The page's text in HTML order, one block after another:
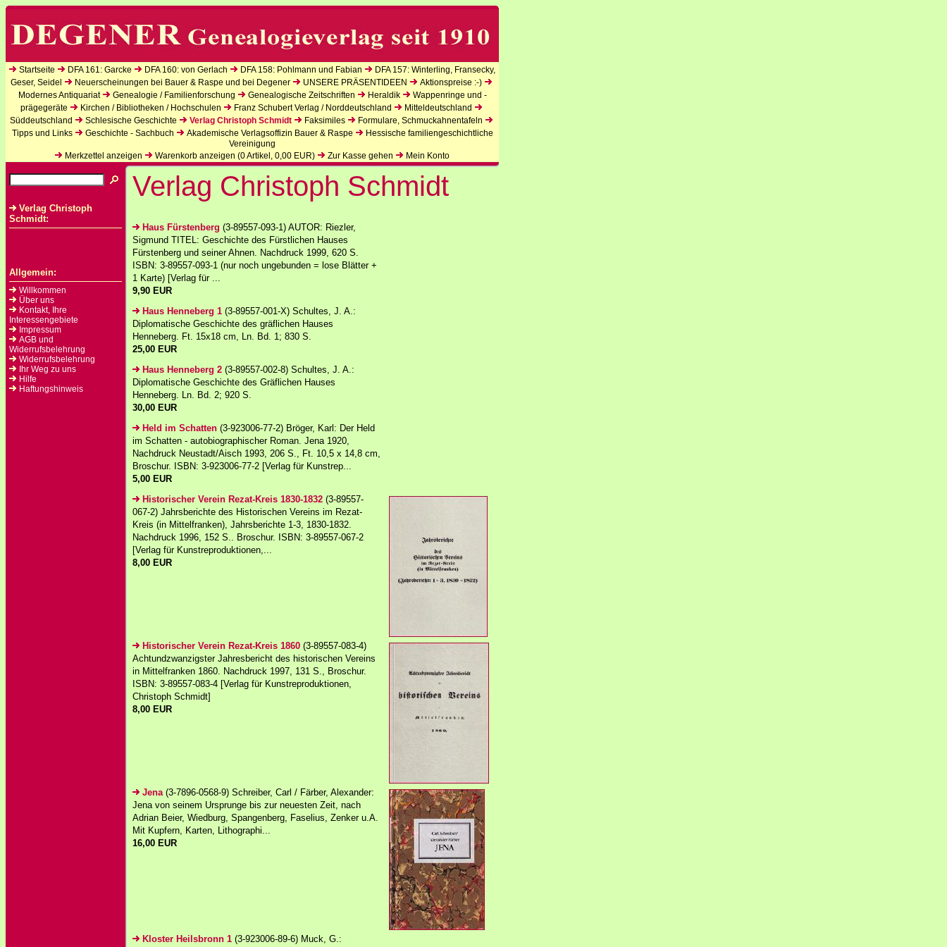
Startseite DFA 161: Garcke DFA 160: von Gerlach DFA 158: Pohlmann und Fabian
DFA 157: Winterling, Fransecky,
Geser, Seidel
Neuerscheinungen bei Bauer & Raspe und bei Degener UNSERE PRÄSENTIDEEN
Aktionspreise :-)
Modernes Antiquariat
Genealogie / Familienforschung Genealogische Zeitschriften Heraldik
Wappenringe und -
prägegeräte
Kirchen / Bibliotheken / Hochschulen Franz Schubert Verlag / Norddeutschland
Mitteldeutschland
Süddeutschland
Schlesische Geschichte Verlag Christoph Schmidt Faksimiles
Formulare, Schmuckahnentafeln
Tipps und Links
Geschichte - Sachbuch Akademische Verlagsoffizin Bauer & Raspe
Hessische familiengeschichtliche
Vereinigung
Merkzettel anzeigen
Warenkorb anzeigen (0Artikel, 0,00 EUR) Zur Kasse gehen Mein Konto
Verlag Christoph
Schmidt:
Allgemein:
Willkommen
Über uns
Kontakt, Ihre
Interessengebiete
Impressum
AGB und
Widerrufsbelehrung
Widerrufsbelehrung
Ihr Weg zu uns
Hilfe
Haftungshinweis
Verlag Christoph Schmidt
Haus Fürstenberg (3-89557-093-1) AUTOR: Riezler,
Sigmund TITEL: Geschichte des Fürstlichen Hauses
Fürstenberg und seiner Ahnen. Nachdruck 1999, 620 S.
ISBN: 3-89557-093-1 (nur noch ungebunden = lose Blätter +
1 Karte) [Verlag für ...
9,90 EUR
Haus Henneberg 1 (3-89557-001-X) Schultes, J. A.:
Diplomatische Geschichte des gräflichen Hauses
Henneberg. Ft. 15x18 cm, Ln. Bd. 1; 830 S.
25,00 EUR
Haus Henneberg 2 (3-89557-002-8) Schultes, J. A.:
Diplomatische Geschichte des Gräflichen Hauses
Henneberg. Ln. Bd. 2; 920 S.
30,00 EUR
Held im Schatten (3-923006-77-2) Bröger, Karl: Der Held
im Schatten - autobiographischer Roman. Jena 1920,
Nachdruck Neustadt/Aisch 1993, 206 S., Ft. 10,5 x 14,8 cm,
Broschur. ISBN: 3-923006-77-2 [Verlag für Kunstrep...
5,00 EUR
Historischer Verein Rezat-Kreis 1830-1832 (3-89557-
067-2) Jahrsberichte des Historischen Vereins im Rezat-
Kreis (in Mittelfranken), Jahrsberichte 1-3, 1830-1832.
Nachdruck 1996, 152 S.. Broschur. ISBN: 3-89557-067-2
[Verlag für Kunstreproduktionen,...
8,00 EUR
Historischer Verein Rezat-Kreis 1860 (3-89557-083-4)
Achtundzwanzigster Jahresbericht des historischen Vereins
in Mittelfranken 1860. Nachdruck 1997, 131 S., Broschur.
ISBN: 3-89557-083-4 [Verlag für Kunstreproduktionen,
Christoph Schmidt]
8,00 EUR
Jena(3-7896-0568-9) Schreiber, Carl / Färber, Alexander:
Jena von seinem Ursprunge bis zur neuesten Zeit, nach
Adrian Beier, Wiedburg, Spangenberg, Faselius, Zenker u.A.
Mit Kupfern, Karten, Lithographi...
16,00 EUR
Kloster Heilsbronn 1 (3-923006-89-6) Muck, G.: